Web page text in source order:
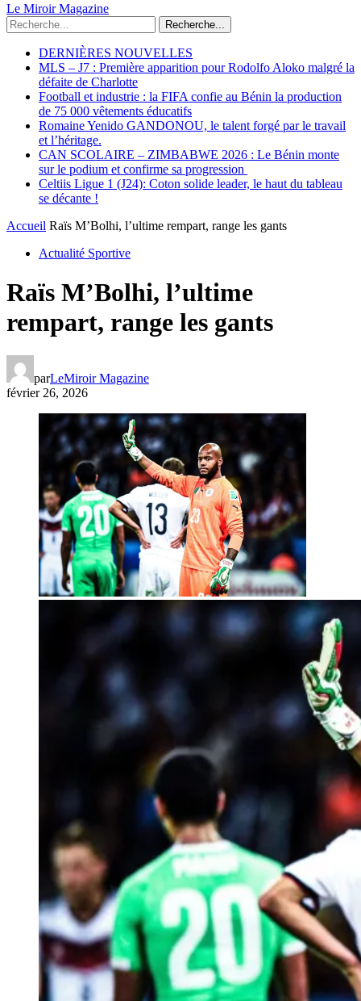
Le Miroir Magazine
Recherche...
DERNIÈRES NOUVELLES
MLS – J7 : Première apparition pour Rodolfo Aloko malgré la
défaite de Charlotte
Football et industrie : la FIFA confie au Bénin la production
de 75 000 vêtements éducatifs
Romaine Yenido GANDONOU, le talent forgé par le travail
et l’héritage.
CAN SCOLAIRE – ZIMBABWE 2026 : Le Bénin monte
sur le podium et confirme sa progression
Celtiis Ligue 1 (J24): Coton solide leader, le haut du tableau
se décante !
Accueil Raïs M’Bolhi, l’ultime rempart, range les gants
Actualité Sportive
Raïs M’Bolhi, l’ultime
rempart, range les gants
parLeMiroir Magazine
février 26, 2026